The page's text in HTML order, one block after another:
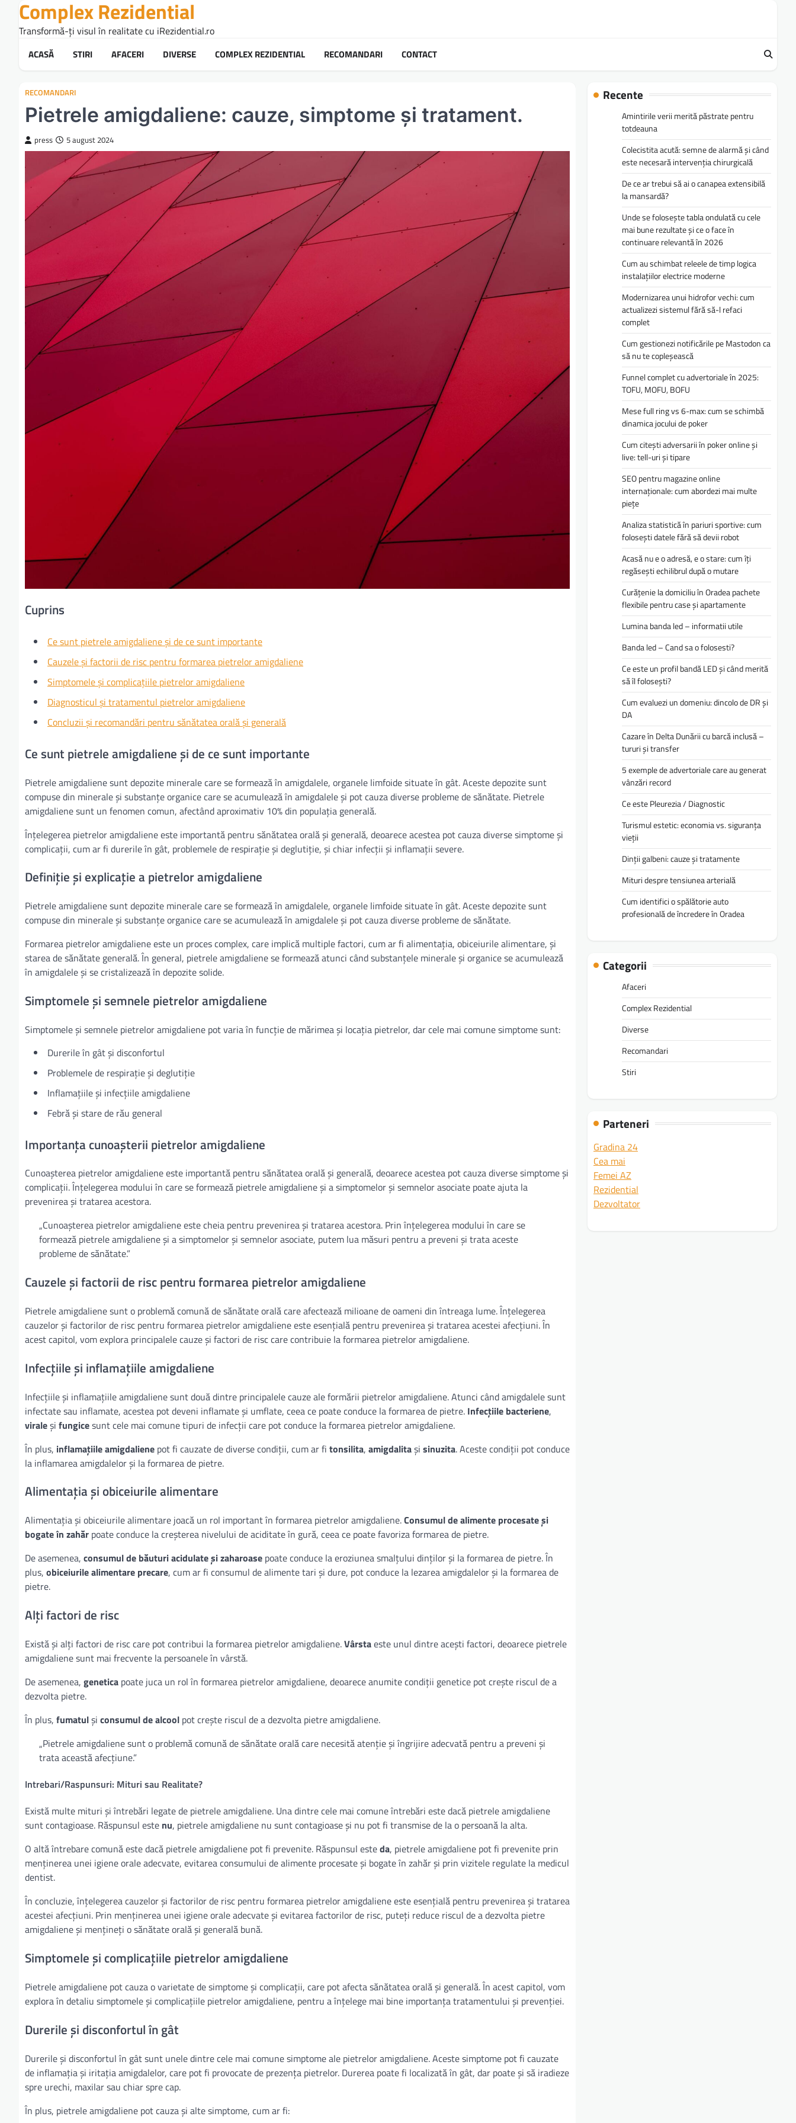
content
Complex Rezidential
Transformă-ți visul în realitate cu iRezidential.ro
ACASĂ STIRI AFACERI DIVERSE COMPLEX REZIDENTIAL RECOMANDARI CONTACT
RECOMANDARI
Pietrele amigdaliene: cauze, simptome și tratament.
press 5 august 2024
Cuprins
Ce sunt pietrele amigdaliene și de ce sunt importante
Cauzele și factorii de risc pentru formarea pietrelor amigdaliene
Simptomele și complicațiile pietrelor amigdaliene
Diagnosticul și tratamentul pietrelor amigdaliene
Concluzii și recomandări pentru sănătatea orală și generală
Ce sunt pietrele amigdaliene și de ce sunt importante
Pietrele amigdaliene sunt depozite minerale care se formează în amigdalele, organele limfoide situate în gât. Aceste depozite sunt
compuse din minerale și substanțe organice care se acumulează în amigdalele și pot cauza diverse probleme de sănătate. Pietrele
amigdaliene sunt un fenomen comun, afectând aproximativ 10% din populația generală.
Înțelegerea pietrelor amigdaliene este importantă pentru sănătatea orală și generală, deoarece acestea pot cauza diverse simptome și
complicații, cum ar fi durerile în gât, problemele de respirație și deglutiție, și chiar infecții și inflamații severe.
Definiție și explicație a pietrelor amigdaliene
Pietrele amigdaliene sunt depozite minerale care se formează în amigdalele, organele limfoide situate în gât. Aceste depozite sunt
compuse din minerale și substanțe organice care se acumulează în amigdalele și pot cauza diverse probleme de sănătate.
Formarea pietrelor amigdaliene este un proces complex, care implică multiple factori, cum ar fi alimentația, obiceiurile alimentare, și
starea de sănătate generală. În general, pietrele amigdaliene se formează atunci când substanțele minerale și organice se acumulează
în amigdalele și se cristalizează în depozite solide.
Simptomele și semnele pietrelor amigdaliene
Simptomele și semnele pietrelor amigdaliene pot varia în funcție de mărimea și locația pietrelor, dar cele mai comune simptome sunt:
Durerile în gât și disconfortul
Problemele de respirație și deglutiție
Inflamațiile și infecțiile amigdaliene
Febră și stare de rău general
Importanța cunoașterii pietrelor amigdaliene
Cunoașterea pietrelor amigdaliene este importantă pentru sănătatea orală și generală, deoarece acestea pot cauza diverse simptome și
complicații. Înțelegerea modului în care se formează pietrele amigdaliene și a simptomelor și semnelor asociate poate ajuta la
prevenirea și tratarea acestora.
„Cunoașterea pietrelor amigdaliene este cheia pentru prevenirea și tratarea acestora. Prin înțelegerea modului în care se
formează pietrele amigdaliene și a simptomelor și semnelor asociate, putem lua măsuri pentru a preveni și trata aceste
probleme de sănătate.”
Cauzele și factorii de risc pentru formarea pietrelor amigdaliene
Pietrele amigdaliene sunt o problemă comună de sănătate orală care afectează milioane de oameni din întreaga lume. Înțelegerea
cauzelor și factorilor de risc pentru formarea pietrelor amigdaliene este esențială pentru prevenirea și tratarea acestei afecțiuni. În
acest capitol, vom explora principalele cauze și factori de risc care contribuie la formarea pietrelor amigdaliene.
Infecțiile și inflamațiile amigdaliene
Infecțiile și inflamațiile amigdaliene sunt două dintre principalele cauze ale formării pietrelor amigdaliene. Atunci când amigdalele sunt
infectate sau inflamate, acestea pot deveni inflamate și umflate, ceea ce poate conduce la formarea de pietre. Infecțiile bacteriene,
viraleși fungicesunt cele mai comune tipuri de infecții care pot conduce la formarea pietrelor amigdaliene.
În plus, inflamațiile amigdaliene pot fi cauzate de diverse condiții, cum ar fi tonsilita, amigdalitași sinuzita. Aceste condiții pot conduce
la inflamarea amigdalelor și la formarea de pietre.
Alimentația și obiceiurile alimentare
Alimentația și obiceiurile alimentare joacă un rol important în formarea pietrelor amigdaliene.Consumul de alimente procesate și
bogate în zahăr poate conduce la creșterea nivelului de aciditate în gură, ceea ce poate favoriza formarea de pietre.
De asemenea, consumul de băuturi acidulate și zaharoase poate conduce la eroziunea smalțului dinților și la formarea de pietre. În
plus, obiceiurile alimentare precare, cum ar fi consumul de alimente tari și dure, pot conduce la lezarea amigdalelor și la formarea de
pietre.
Alți factori de risc
Există și alți factori de risc care pot contribui la formarea pietrelor amigdaliene.Vârstaeste unul dintre acești factori, deoarece pietrele
amigdaliene sunt mai frecvente la persoanele în vârstă.
De asemenea, genetica poate juca un rol în formarea pietrelor amigdaliene, deoarece anumite condiții genetice pot crește riscul de a
dezvolta pietre.
În plus, fumatulși consumul de alcool pot crește riscul de a dezvolta pietre amigdaliene.
„Pietrele amigdaliene sunt o problemă comună de sănătate orală care necesită atenție și îngrijire adecvată pentru a preveni și
trata această afecțiune.”
Intrebari/Raspunsuri: Mituri sau Realitate?
Există multe mituri și întrebări legate de pietrele amigdaliene. Una dintre cele mai comune întrebări este dacă pietrele amigdaliene
sunt contagioase. Răspunsul este nu, pietrele amigdaliene nu sunt contagioase și nu pot fi transmise de la o persoană la alta.
O altă întrebare comună este dacă pietrele amigdaliene pot fi prevenite. Răspunsul esteda, pietrele amigdaliene pot fi prevenite prin
menținerea unei igiene orale adecvate, evitarea consumului de alimente procesate și bogate în zahăr și prin vizitele regulate la medicul
dentist.
În concluzie, înțelegerea cauzelor și factorilor de risc pentru formarea pietrelor amigdaliene este esențială pentru prevenirea și tratarea
acestei afecțiuni. Prin menținerea unei igiene orale adecvate și evitarea factorilor de risc, puteți reduce riscul de a dezvolta pietre
amigdaliene și mențineți o sănătate orală și generală bună.
Simptomele și complicațiile pietrelor amigdaliene
Pietrele amigdaliene pot cauza o varietate de simptome și complicații, care pot afecta sănătatea orală și generală. În acest capitol, vom
explora în detaliu simptomele și complicațiile pietrelor amigdaliene, pentru a înțelege mai bine importanța tratamentului și prevenției.
Durerile și disconfortul în gât
Durerile și disconfortul în gât sunt unele dintre cele mai comune simptome ale pietrelor amigdaliene. Aceste simptome pot fi cauzate
de inflamația și iritația amigdalelor, care pot fi provocate de prezența pietrelor. Durerea poate fi localizată în gât, dar poate și să iradieze
spre urechi, maxilar sau chiar spre cap.
În plus, pietrele amigdaliene pot cauza și alte simptome, cum ar fi:
Recente
Amintirile verii merită păstrate pentru
totdeauna
Colecistita acută: semne de alarmă și când
este necesară intervenția chirurgicală
De ce ar trebui să ai o canapea extensibilă
la mansardă?
Unde se folosește tabla ondulată cu cele
mai bune rezultate și ce o face în
continuare relevantă în 2026
Cum au schimbat releele de timp logica
instalațiilor electrice moderne
Modernizarea unui hidrofor vechi: cum
actualizezi sistemul fără să-l refaci
complet
Cum gestionezi notificările pe Mastodon ca
să nu te copleșească
Funnel complet cu advertoriale în 2025:
TOFU, MOFU, BOFU
Mese full ring vs 6-max: cum se schimbă
dinamica jocului de poker
Cum citești adversarii în poker online și
live: tell-uri și tipare
SEO pentru magazine online
internaționale: cum abordezi mai multe
piețe
Analiza statistică în pariuri sportive: cum
folosești datele fără să devii robot
Acasă nu e o adresă, e o stare: cum îți
regăsești echilibrul după o mutare
Curățenie la domiciliu în Oradea pachete
flexibile pentru case și apartamente
Lumina banda led – informatii utile
Banda led – Cand sa o folosesti?
Ce este un profil bandă LED și când merită
să îl folosești?
Cum evaluezi un domeniu: dincolo de DR și
DA
Cazare în Delta Dunării cu barcă inclusă –
tururi și transfer
5 exemple de advertoriale care au generat
vânzări record
Ce este Pleurezia / Diagnostic
Turismul estetic: economia vs. siguranța
vieții
Dinții galbeni: cauze și tratamente
Mituri despre tensiunea arterială
Cum identifici o spălătorie auto
profesională de încredere în Oradea
Categorii
Afaceri
Complex Rezidential
Diverse
Recomandari
Stiri
Parteneri
Gradina 24
Cea mai
Femei AZ
Rezidential
Dezvoltator